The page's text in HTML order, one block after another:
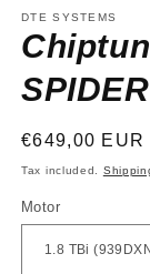
1
in
modal
DTE SYSTEMS
Regular
price
€649,00 EUR
Tax included.
Motor